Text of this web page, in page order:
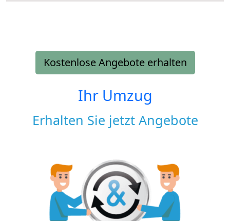
Kostenlose Angebote erhalten
Ihr Umzug
Erhalten Sie jetzt Angebote